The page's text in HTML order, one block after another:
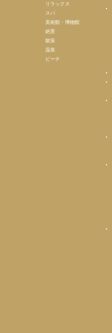
リラックス
スパ
美術館・博物館
絶景
散策
温泉
ビーチ